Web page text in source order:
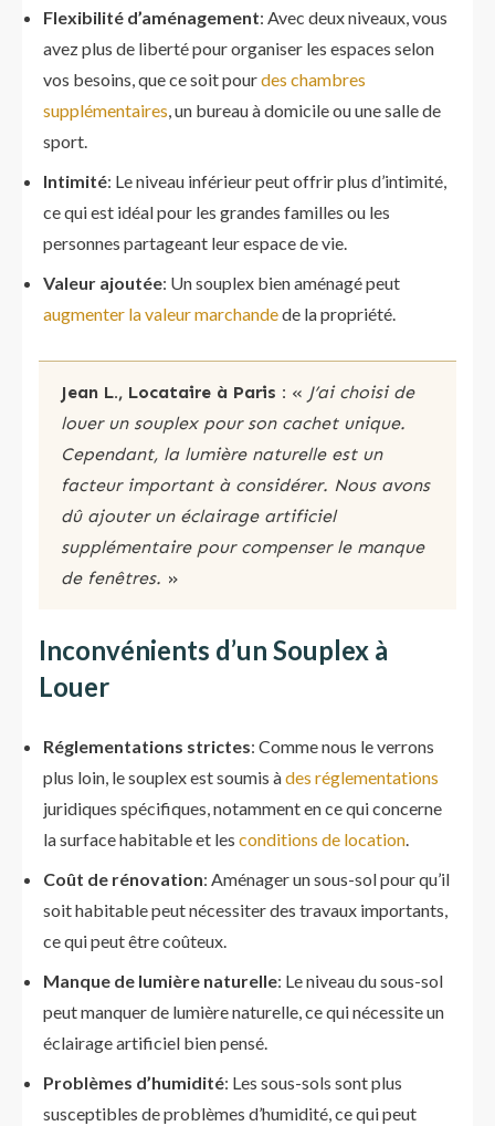
Flexibilité d’aménagement: Avec deux niveaux, vous
avez plus de liberté pour organiser les espaces selon
vos besoins, que ce soit pourdes chambres
supplémentaires, un bureau à domicile ou une salle de
sport.
Intimité: Le niveau inférieur peut offrir plus d’intimité,
ce qui est idéal pour les grandes familles ou les
personnes partageant leur espace de vie.
Valeur ajoutée: Un souplex bien aménagé peut
augmenter la valeur marchandede la propriété.
Jean L., Locataire à Paris : « J’ai choisi de
louer un souplex pour son cachet unique.
Cependant, la lumière naturelle est un
facteur important à considérer. Nous avons
dû ajouter un éclairage artificiel
supplémentaire pour compenser le manque
de fenêtres. »
Inconvénients d’un Souplex à
Louer
Réglementations strictes: Comme nous le verrons
plus loin, le souplex est soumis àdes réglementations
juridiques spécifiques, notamment en ce qui concerne
la surface habitable et les conditions de location.
Coût de rénovation: Aménager un sous-sol pour qu’il
soit habitable peut nécessiter des travaux importants,
ce qui peut être coûteux.
Manque de lumière naturelle: Le niveau du sous-sol
peut manquer de lumière naturelle, ce qui nécessite un
éclairage artificiel bien pensé.
Problèmes d’humidité: Les sous-sols sont plus
susceptibles de problèmes d’humidité, ce qui peut